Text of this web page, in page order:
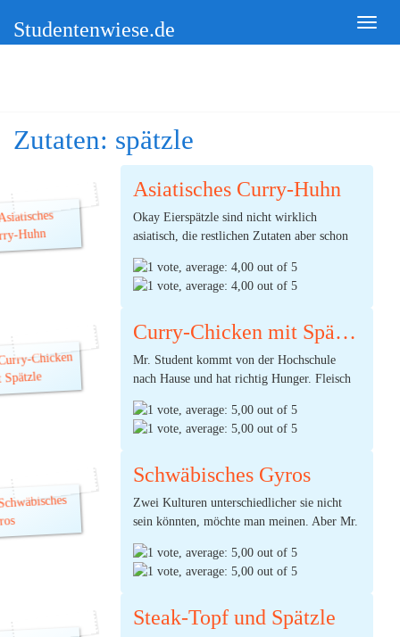
Studentenwiese.de
Zutaten: spätzle
Asiatisches Curry-Huhn
Okay Eierspätzle sind nicht wirklich
asiatisch, die restlichen Zutaten aber schon
und China-Gemüse, wie der Name schon
sagt, mit China. Außerdem ist Mr. Student
(Ø:4,00
durch 1 Stimmen) | 2Kommentare
Curry-Chicken mit Spätzle
Mr. Student kommt von der Hochschule
nach Hause und hat richtig Hunger. Fleisch
Döner gabs schon gestern, also entscheidet er
sich für Chicken und Curry. The Indian style
(Ø:
durch 1 Stimmen)
Schwäbisches Gyros
Zwei Kulturen unterschiedlicher sie nicht
sein könnten, möchte man meinen. Aber Mr.
berühmtesten Gerichte miteinander: Spätzle
aus Schwaben und Gyros aus Griechenland.
(Ø:5,00
Steak-Topf und Spätzle